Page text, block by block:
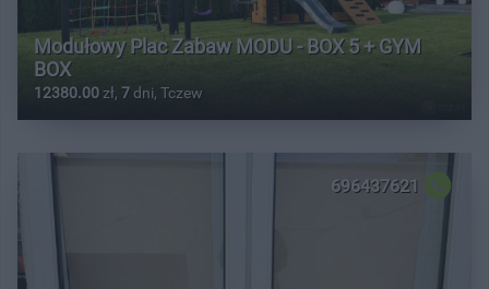
Modułowy Plac Zabaw MODU - BOX 5 + GYM
BOX
12380.00 zł, 7 dni, Tczew
696437621